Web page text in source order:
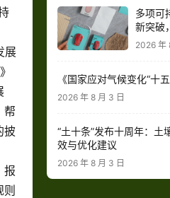
展
帮
披
报
则
多项可
新突破
年影响
2026 年
《国家应对气候变化“十
2026 年 8 月 3 日
“土十条”发布十周年：土
效与优化建议
2026 年 8 月 3 日